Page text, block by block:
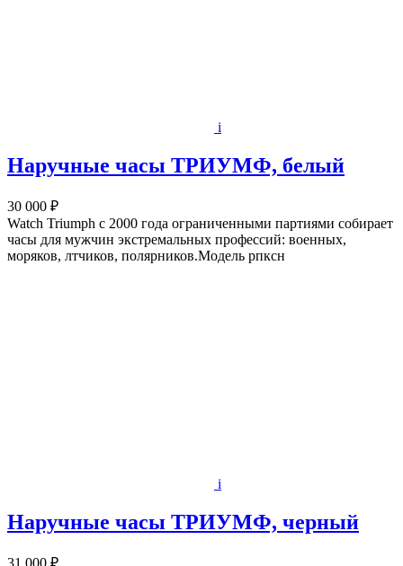
i
Наручные часы ТРИУМФ, белый
30 000 ₽
Watch Triumph с 2000 года ограниченными партиями собирает
часы для мужчин экстремальных профессий: военных,
моряков, лтчиков, полярников.Модель рпксн
i
Наручные часы ТРИУМФ, черный
31 000 ₽